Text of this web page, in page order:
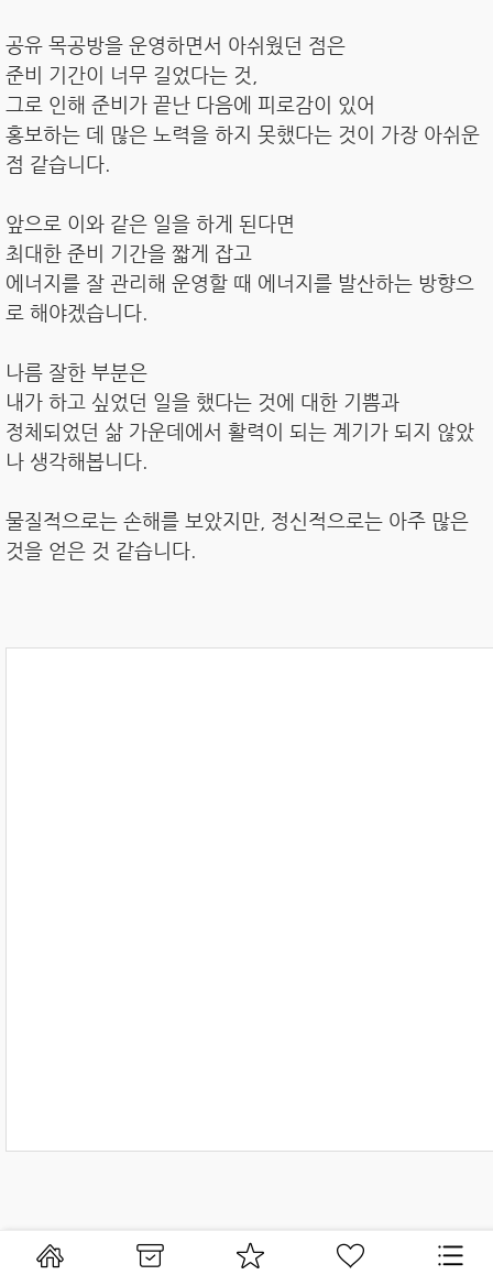
공유 목공방을 운영하면서 아쉬웠던 점은
준비 기간이 너무 길었다는 것,
그로 인해 준비가 끝난 다음에 피로감이 있어
홍보하는 데 많은 노력을 하지 못했다는 것이 가장 아쉬운
점 같습니다.
앞으로 이와 같은 일을 하게 된다면
최대한 준비 기간을 짧게 잡고
에너지를 잘 관리해 운영할 때 에너지를 발산하는 방향으
로 해야겠습니다.
나름 잘한 부분은
내가 하고 싶었던 일을 했다는 것에 대한 기쁨과
정체되었던 삶 가운데에서 활력이 되는 계기가 되지 않았
나 생각해봅니다.
물질적으로는 손해를 보았지만, 정신적으로는 아주 많은
것을 얻은 것 같습니다.